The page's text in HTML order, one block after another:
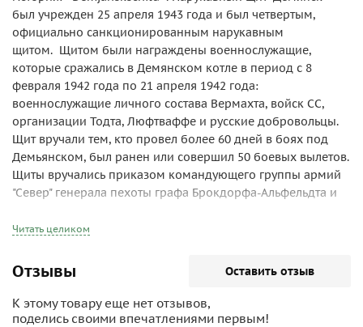
был учрежден 25 апреля 1943 года и был четвертым,
официально санкционированным нарукавным
щитом. Щитом были награждены военнослужащие,
которые сражались в Демянском котле в период с 8
февраля 1942 года по 21 апреля 1942 года:
военнослужащие личного состава Вермахта, войск СС,
организации Тодта, Люфтваффе и русские добровольцы.
Щит вручали тем, кто провел более 60 дней в боях под
Демьянском, был ранен или совершил 50 боевых вылетов.
Щиты вручались приказом командующего группы армий
"Север" генерала пехоты графа Брокдорфа-Альфельдта и
Город Демянск находится в Новгородской области, о
Читать целиком
Отзывы Оставить отзыв
К этому товару еще нет отзывов,
поделись своими впечатлениями первым!